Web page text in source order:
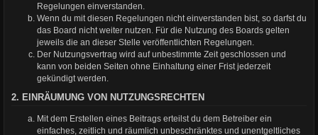
Regelungen einverstanden.
Wenn du mit diesen Regelungen nicht einverstanden bist, so darfst du
das Board nicht weiter nutzen. Für die Nutzung des Boards gelten
jeweils die an dieser Stelle veröffentlichten Regelungen.
Der Nutzungsvertrag wird auf unbestimmte Zeit geschlossen und
kann von beiden Seiten ohne Einhaltung einer Frist jederzeit
gekündigt werden.
2. EINRÄUMUNG VON NUTZUNGSRECHTEN
Mit dem Erstellen eines Beitrags erteilst du dem Betreiber ein
einfaches, zeitlich und räumlich unbeschränktes und unentgeltliches